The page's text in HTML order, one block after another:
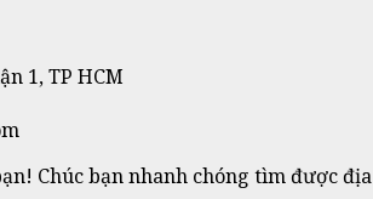
1, TP HCM
Chúc bạn nhanh chóng tìm được